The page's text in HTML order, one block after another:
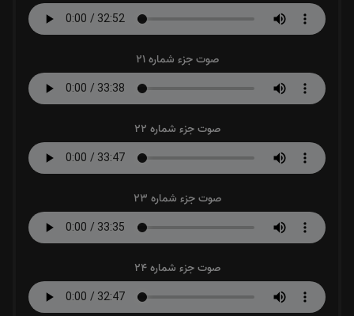
صوت جزء شماره 21
صوت جزء شماره 22
صوت جزء شماره 23
صوت جزء شماره 24